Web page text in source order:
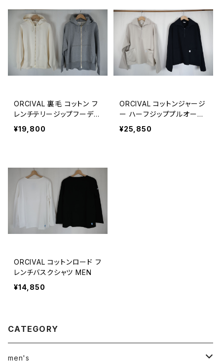
ORCIVAL 裏毛 コットン フ
レンチテリージップフーディ
ー
¥19,800
ORCIVAL コットンジャージ
ー ハーフジッププルオーバ
ー
¥25,850
ORCIVAL コットンロード フ
レンチバスクシャツ MEN
¥14,850
CATEGORY
men's